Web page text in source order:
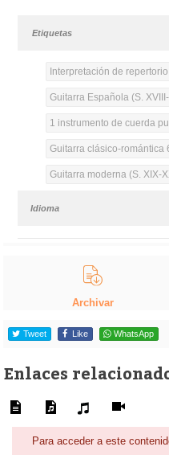
Etiquetas
Interpretación de
Guitarra Española (S.
1 instrumento de cuerda
Guitarra clásico-romántica
Guitarra moderna (S. XIX-
Idioma
Archivar
Tweet Like WhatsApp
Enlaces
Para acceder a este